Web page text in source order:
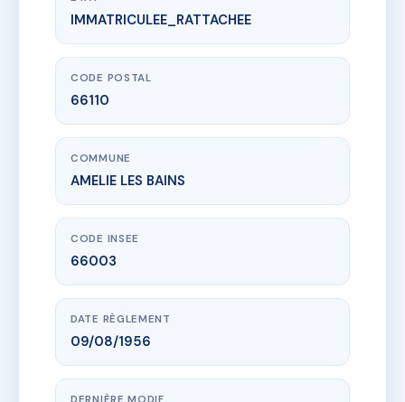
www.vme.plus/AC6480719
MARYLENE
55 av du vallespir66110 AMELIE LES BAINS
IMMATRICULEE_RATTACHEE
CODE POSTAL
66110
COMMUNE
AMELIE LES BAINS
CODE INSEE
66003
DATE RÈGLEMENT
09/08/1956